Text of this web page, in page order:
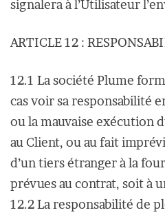
signalera à l’Utilisateur
ARTICLE 12 :
12.1 La société Plume
cas voir sa responsabilité
ou la mauvaise exécution
au Client, ou au fait
d’un tiers étranger à la
prévues au contrat, soit à
12.2 La responsabilité de